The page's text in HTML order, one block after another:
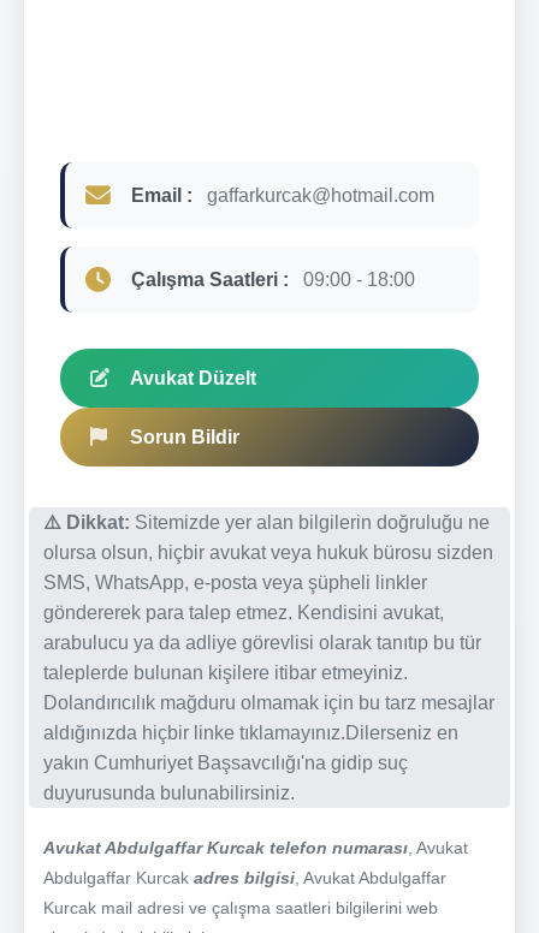
Email : gaffarkurcak@hotmail.com
Çalışma Saatleri : 09:00 - 18:00
Avukat Düzelt
Sorun Bildir
⚠️ Dikkat: Sitemizde yer alan bilgilerin doğruluğu ne
olursa olsun, hiçbir avukat veya hukuk bürosu sizden
SMS, WhatsApp, e-posta veya şüpheli linkler
göndererek para talep etmez. Kendisini avukat,
arabulucu ya da adliye görevlisi olarak tanıtıp bu tür
taleplerde bulunan kişilere itibar etmeyiniz.
Dolandırıcılık mağduru olmamak için bu tarz mesajlar
aldığınızda hiçbir linke tıklamayınız.Dilerseniz en
yakın Cumhuriyet Başsavcılığı'na gidip suç
duyurusunda bulunabilirsiniz.
Avukat Abdulgaffar Kurcak telefon numarası , Avukat
Abdulgaffar Kurcak adres bilgisi , Avukat Abdulgaffar
Kurcak mail adresi ve çalışma saatleri bilgilerini web